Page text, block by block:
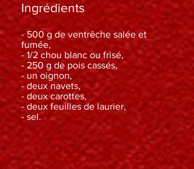
Ingrédients
- 500 g de ventrêche salée et
fumée,
- 1/2 chou blanc ou frisé,
- 250 g de pois cassés,
- un oignon,
- deux navets,
- deux carottes,
- deux feuilles de laurier,
- sel.